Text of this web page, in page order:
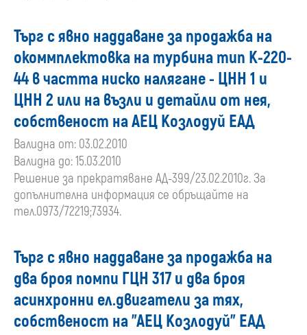
Търг с явно наддаване за продажба на
окоммплектовка на турбина тип К-220-
44 в частта ниско налягане - ЦНН 1 и
ЦНН 2 или на възли и детайли от нея,
собственост на АЕЦ Козлодуй ЕАД
Валидна от: 03.02.2010
Валидна до: 15.03.2010
Решение за прекратяване АД-399/23.02.2010г. За
допълнителна информация се обръщайте на
тел.0973/72219;73934.
Търг с явно наддаване за продажба на
два броя помпи ГЦН 317 и два броя
асинхронни ел.двигатели за тях,
собственост на "АЕЦ Козлодуй" ЕАД